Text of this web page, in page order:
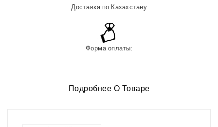
Доставка по Казахстану
Форма оплаты:
Подробнее О Товаре